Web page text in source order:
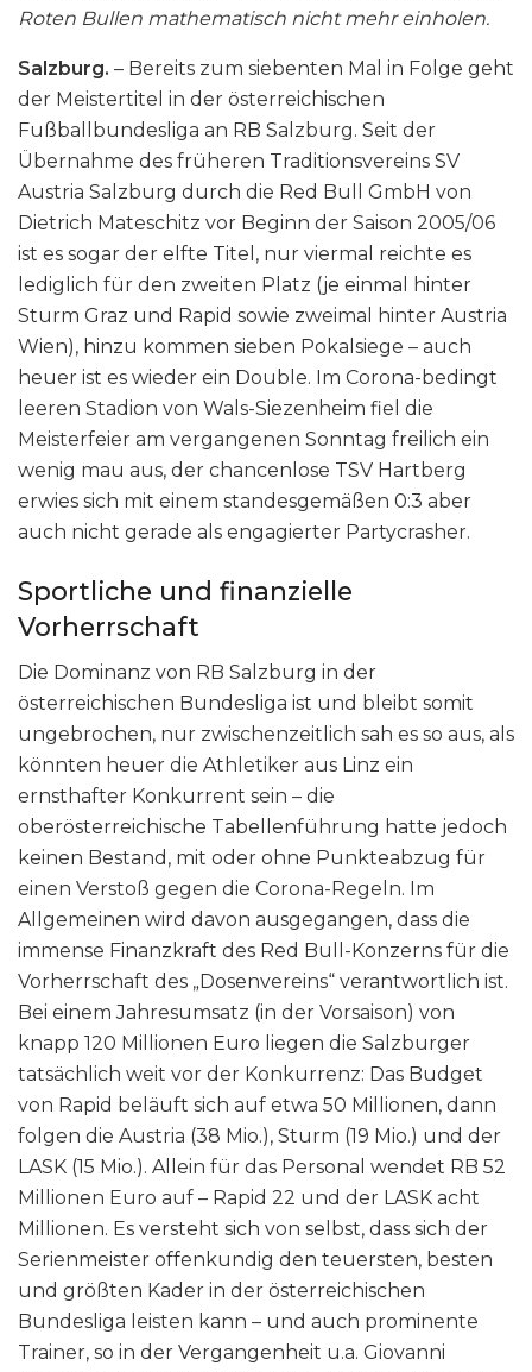
Roten Bullen mathematisch nicht mehr einholen.
Salzburg. – Bereits zum siebenten Mal in Folge geht
der Meistertitel in der österreichischen
Fußballbundesliga an RB Salzburg. Seit der
Übernahme des früheren Traditionsvereins SV
Austria Salzburg durch die Red Bull GmbH von
Dietrich Mateschitz vor Beginn der Saison 2005/06
ist es sogar der elfte Titel, nur viermal reichte es
lediglich für den zweiten Platz (je einmal hinter
Sturm Graz und Rapid sowie zweimal hinter Austria
Wien), hinzu kommen sieben Pokalsiege – auch
heuer ist es wieder ein Double. Im Corona-bedingt
leeren Stadion von Wals-Siezenheim fiel die
Meisterfeier am vergangenen Sonntag freilich ein
wenig mau aus, der chancenlose TSV Hartberg
erwies sich mit einem standesgemäßen 0:3 aber
auch nicht gerade als engagierter Partycrasher.
Sportliche und finanzielle
Vorherrschaft
Die Dominanz von RB Salzburg in der
österreichischen Bundesliga ist und bleibt somit
ungebrochen, nur zwischenzeitlich sah es so aus, als
könnten heuer die Athletiker aus Linz ein
ernsthafter Konkurrent sein – die
oberösterreichische Tabellenführung hatte jedoch
keinen Bestand, mit oder ohne Punkteabzug für
einen Verstoß gegen die Corona-Regeln. Im
Allgemeinen wird davon ausgegangen, dass die
immense Finanzkraft des Red Bull-Konzerns für die
Vorherrschaft des „Dosenvereins“ verantwortlich ist.
Bei einem Jahresumsatz (in der Vorsaison) von
knapp 120 Millionen Euro liegen die Salzburger
tatsächlich weit vor der Konkurrenz: Das Budget
von Rapid beläuft sich auf etwa 50 Millionen, dann
folgen die Austria (38 Mio.), Sturm (19 Mio.) und der
LASK (15 Mio.). Allein für das Personal wendet RB 52
Millionen Euro auf – Rapid 22 und der LASK acht
Millionen. Es versteht sich von selbst, dass sich der
Serienmeister offenkundig den teuersten, besten
und größten Kader in der österreichischen
Bundesliga leisten kann – und auch prominente
Trainer, so in der Vergangenheit u.a. Giovanni